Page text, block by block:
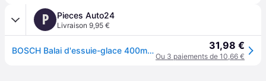
P Pieces Auto24
Livraison 9,95 €
BOSCH Balai d'essuie-glace 400mm 3 397 014 156 Essuie-glace,Balai essuie-glace TOYOTA,SUBARU,LEXUS,C-HR (AX10),PRIUS (_W5_),XV (GT),Forester V (SK) 31,98 €
Ou 3 paiements de 10,66 €